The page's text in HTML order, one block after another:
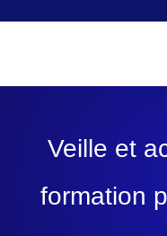
Veille et
formation